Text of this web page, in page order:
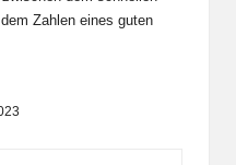
Zahlen eines guten